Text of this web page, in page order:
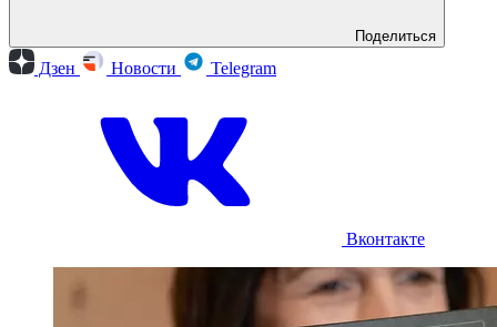
Поделиться
Дзен Новости Telegram
Вконтакте